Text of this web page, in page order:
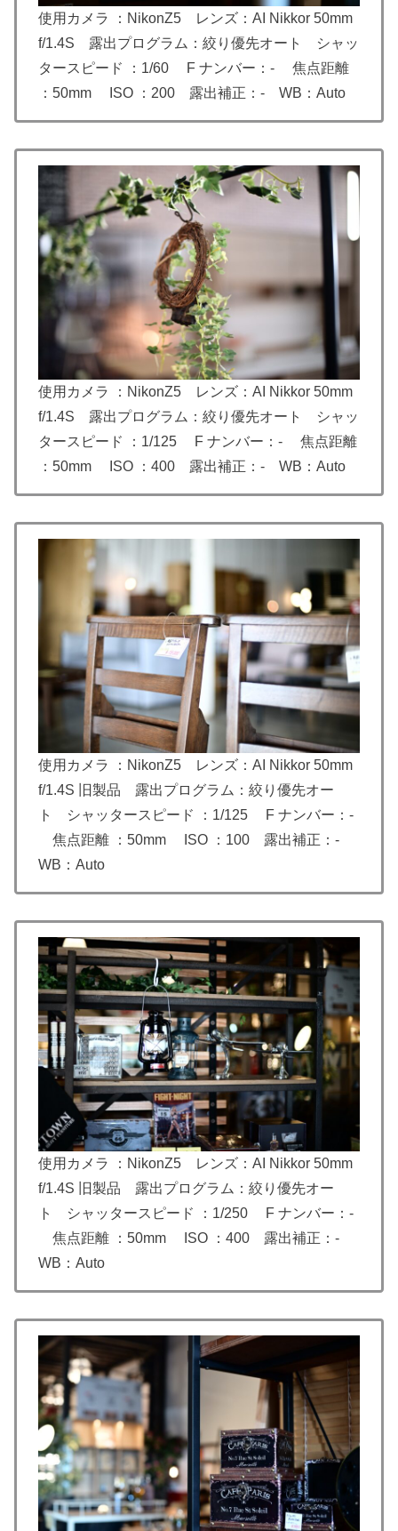
使用カメラ ：NikonZ5 レンズ：AI Nikkor 50mm
f/1.4S 露出プログラム：絞り優先オート シャッ
タースピード ：1/60 F ナンバー：- 焦点距離
：50mm ISO ：200 露出補正：- WB：Auto
使用カメラ ：NikonZ5 レンズ：AI Nikkor 50mm
f/1.4S 露出プログラム：絞り優先オート シャッ
タースピード ：1/125 F ナンバー：- 焦点距離
：50mm ISO ：400 露出補正：- WB：Auto
使用カメラ ：NikonZ5 レンズ：AI Nikkor 50mm
f/1.4S 旧製品 露出プログラム：絞り優先オー
ト シャッタースピード ：1/125 F ナンバー：-
焦点距離 ：50mm ISO ：100 露出補正：-
WB：Auto
使用カメラ ：NikonZ5 レンズ：AI Nikkor 50mm
f/1.4S 旧製品 露出プログラム：絞り優先オー
ト シャッタースピード ：1/250 F ナンバー：-
焦点距離 ：50mm ISO ：400 露出補正：-
WB：Auto